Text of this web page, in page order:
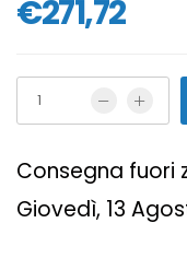
€271,72
Consegna fuori
Giovedì, 13